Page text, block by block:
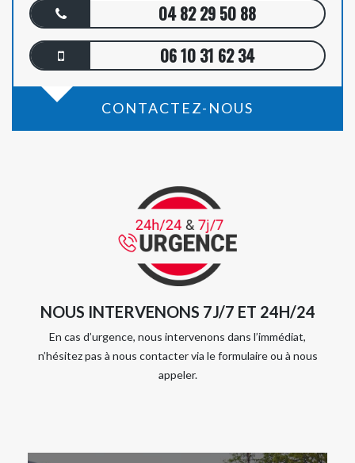
04 82 29 50 88
06 10 31 62 34
CONTACTEZ-NOUS
NOUS INTERVENONS 7J/7 ET 24H/24
En cas d’urgence, nous intervenons dans l’immédiat,
n’hésitez pas à nous contacter via le formulaire ou à nous
appeler.